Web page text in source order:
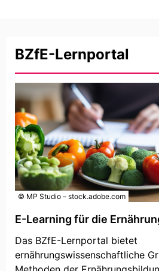
© MP Studio – stock.adobe.com
BZfE-Lernportal
E-Learning für die
Das BZfE-Lernportal bietet
ernährungswissenschaftliche